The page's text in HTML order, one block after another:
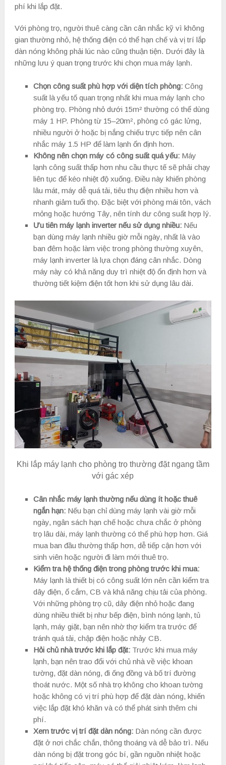
phí khi lắp đặt.
Với phòng trọ, người thuê càng cần cân nhắc kỹ vì không
gian thường nhỏ, hệ thống điện có thể hạn chế và vị trí lắp
dàn nóng không phải lúc nào cũng thuận tiện. Dưới đây là
những lưu ý quan trọng trước khi chọn mua máy lạnh.
Chọn công suất phù hợp với diện tích phòng: Công
suất là yếu tố quan trọng nhất khi mua máy lạnh cho
phòng trọ. Phòng nhỏ dưới 15m² thường có thể dùng
máy 1 HP. Phòng từ 15–20m², phòng có gác lửng,
nhiều người ở hoặc bị nắng chiếu trực tiếp nên cân
nhắc máy 1.5 HP để làm lạnh ổn định hơn.
Không nên chọn máy có công suất quá yếu: Máy
lạnh công suất thấp hơn nhu cầu thực tế sẽ phải chạy
liên tục để kéo nhiệt độ xuống. Điều này khiến phòng
lâu mát, máy dễ quá tải, tiêu thụ điện nhiều hơn và
nhanh giảm tuổi thọ. Đặc biệt với phòng mái tôn, vách
mỏng hoặc hướng Tây, nên tính dư công suất hợp lý.
Ưu tiên máy lạnh inverter nếu sử dụng nhiều: Nếu
bạn dùng máy lạnh nhiều giờ mỗi ngày, nhất là vào
ban đêm hoặc làm việc trong phòng thường xuyên,
máy lạnh inverter là lựa chọn đáng cân nhắc. Dòng
máy này có khả năng duy trì nhiệt độ ổn định hơn và
thường tiết kiệm điện tốt hơn khi sử dụng lâu dài.
Khi lắp máy lạnh cho phòng trọ thường đặt ngang tầm
với gác xép
Cân nhắc máy lạnh thường nếu dùng ít hoặc thuê
ngắn hạn: Nếu bạn chỉ dùng máy lạnh vài giờ mỗi
ngày, ngân sách hạn chế hoặc chưa chắc ở phòng
trọ lâu dài, máy lạnh thường có thể phù hợp hơn. Giá
mua ban đầu thường thấp hơn, dễ tiếp cận hơn với
sinh viên hoặc người đi làm mới thuê trọ.
Kiểm tra hệ thống điện trong phòng trước khi mua:
Máy lạnh là thiết bị có công suất lớn nên cần kiểm tra
dây điện, ổ cắm, CB và khả năng chịu tải của phòng.
Với những phòng trọ cũ, dây điện nhỏ hoặc đang
dùng nhiều thiết bị như bếp điện, bình nóng lạnh, tủ
lạnh, máy giặt, bạn nên nhờ thợ kiểm tra trước để
tránh quá tải, chập điện hoặc nhảy CB.
Hỏi chủ nhà trước khi lắp đặt: Trước khi mua máy
lạnh, bạn nên trao đổi với chủ nhà về việc khoan
tường, đặt dàn nóng, đi ống đồng và bố trí đường
thoát nước. Một số nhà trọ không cho khoan tường
hoặc không có vị trí phù hợp để đặt dàn nóng, khiến
việc lắp đặt khó khăn và có thể phát sinh thêm chi
phí.
Xem trước vị trí đặt dàn nóng: Dàn nóng cần được
đặt ở nơi chắc chắn, thông thoáng và dễ bảo trì. Nếu
dàn nóng bị đặt trong góc bí, gần nguồn nhiệt hoặc